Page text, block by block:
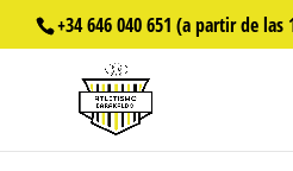
+34 646 040 651 (a partir de las